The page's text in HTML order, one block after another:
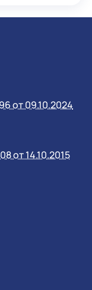
от 09.10.2024
от 14.10.2015